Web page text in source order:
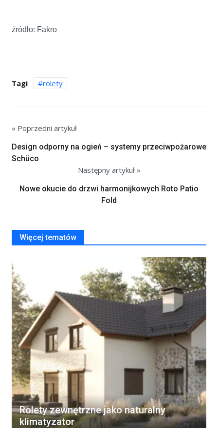
źródło: Fakro
Tagi rolety
« Poprzedni artykuł
Design odporny na ogień – systemy przeciwpożarowe
Schüco
Następny artykuł »
Nowe okucie do drzwi harmonijkowych Roto Patio
Fold
Więcej tematów
Rolety zewnętrzne jako naturalny
klimatyzator